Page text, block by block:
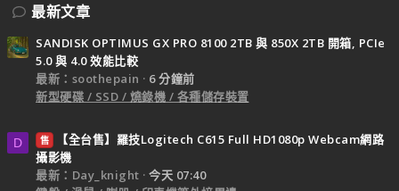
最新文章
SANDISK OPTIMUS GX PRO 8100 2TB 與 850X 2TB 開箱, PCIe
5.0 與 4.0 效能比較
最新：soothepain
6 分鐘前
新型硬碟 / SSD / 燒錄機 / 各種儲存裝置
D 售
【全台售】羅技Logitech C615 Full HD1080p Webcam網路
攝影機
最新：Day_knight
今天 07:40